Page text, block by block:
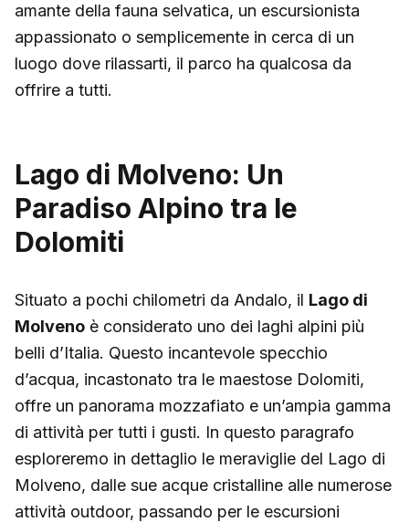
amante della fauna selvatica, un escursionista
appassionato o semplicemente in cerca di un
luogo dove rilassarti, il parco ha qualcosa da
offrire a tutti.
Lago di Molveno: Un
Paradiso Alpino tra le
Dolomiti
Situato a pochi chilometri da Andalo, il Lago di
Molveno è considerato uno dei laghi alpini più
belli d’Italia. Questo incantevole specchio
d’acqua, incastonato tra le maestose Dolomiti,
offre un panorama mozzafiato e un’ampia gamma
di attività per tutti i gusti. In questo paragrafo
esploreremo in dettaglio le meraviglie del Lago di
Molveno, dalle sue acque cristalline alle numerose
attività outdoor, passando per le escursioni